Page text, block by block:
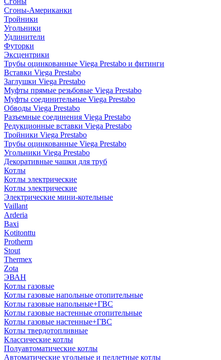
Сгоны-Американки
Тройники
Угольники
Удлинители
Футорки
Эксцентрики
Трубы оцинкованные Viega Prestabo и фитинги
Вставки Viega Prestabo
Заглушки Viega Prestabo
Муфты прямые резьбовые Viega Prestabo
Муфты соединительные Viega Prestabo
Обводы Viega Prestabo
Разъемные соединения Viega Prestabo
Редукционные вставки Viega Prestabo
Тройники Viega Prestabo
Трубы оцинкованные Viega Prestabo
Угольники Viega Prestabo
Декоративные чашки для труб
Котлы
Котлы электрические
Котлы электрические
Электрические мини-котельные
Vaillant
Arderia
Baxi
Kotitonttu
Protherm
Stout
Thermex
Zota
ЭВАН
Котлы газовые
Котлы газовые напольные отопительные
Котлы газовые напольные+ГВС
Котлы газовые настенные отопительные
Котлы газовые настенные+ГВС
Котлы твердотопливные
Классические котлы
Полуавтоматические котлы
Автоматические угольные и пеллетные котлы